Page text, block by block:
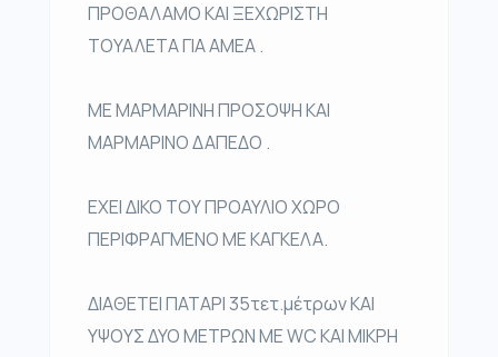
ΠΡΟΘΑΛΑΜΟ ΚΑΙ ΞΕΧΩΡΙΣΤΗ
ΤΟΥΑΛΕΤΑ ΓΙΑ ΑΜΕΑ .
ΜΕ ΜΑΡΜΑΡΙΝΗ ΠΡΟΣΟΨΗ ΚΑΙ
ΜΑΡΜΑΡΙΝΟ ΔΑΠΕΔΟ .
ΕΧΕΙ ΔΙΚΟ ΤΟΥ ΠΡΟΑΥΛΙΟ ΧΩΡΟ
ΠΕΡΙΦΡΑΓΜΕΝΟ ΜΕ ΚΑΓΚΕΛΑ.
ΔΙΑΘΕΤΕΙ ΠΑΤΑΡΙ 35τετ.μέτρων ΚΑΙ
ΥΨΟΥΣ ΔΥΟ ΜΕΤΡΩΝ ΜΕ WC ΚΑΙ ΜΙΚΡΗ